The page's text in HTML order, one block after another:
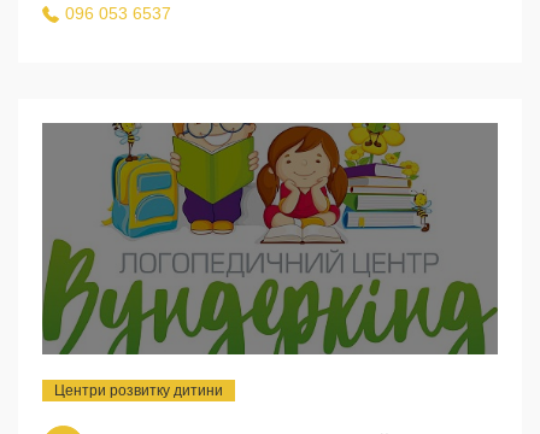
096 053 6537
Центри розвитку дитини